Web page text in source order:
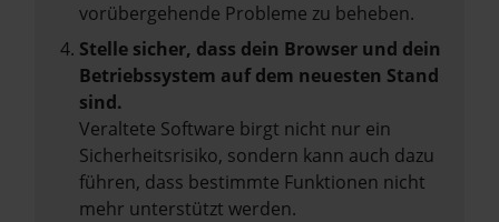
vorübergehende Probleme zu beheben.
Stelle sicher, dass dein Browser und dein
Betriebssystem auf dem neuesten Stand
sind.
Veraltete Software birgt nicht nur ein
Sicherheitsrisiko, sondern kann auch dazu
führen, dass bestimmte Funktionen nicht
mehr unterstützt werden.